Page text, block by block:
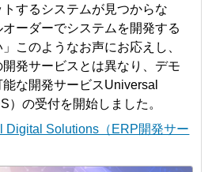
トするシステムが見つからな
ーダーでシステムを開発する
このようなお声にお応えし、
発サービスとは異なり、デモ
な開発サービスUniversal
）の受付を開始しました。
Digital Solutions（ERP開発サー